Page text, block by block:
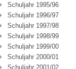
Schuljahr 1995/96
Schuljahr 1996/97
Schuljahr 1997/98
Schuljahr 1998/99
Schuljahr 1999/00
Schuljahr 2000/01
Schuljahr 2001/02